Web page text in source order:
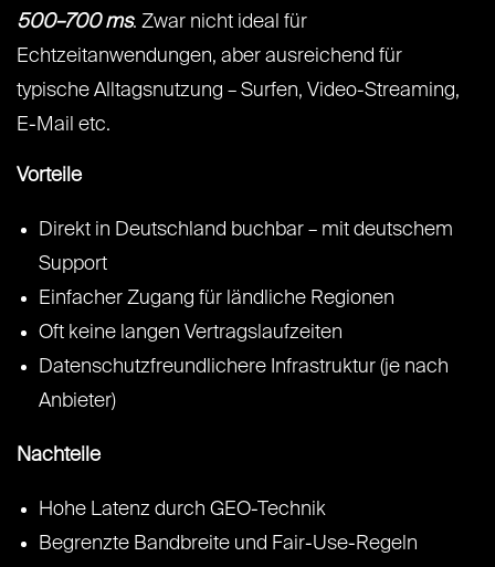
500–700 ms. Zwar nicht ideal für
Echtzeitanwendungen, aber ausreichend für
typische Alltagsnutzung – Surfen, Video-Streaming,
E-Mail etc.
Vorteile
Direkt in Deutschland buchbar – mit deutschem
Support
Einfacher Zugang für ländliche Regionen
Oft keine langen Vertragslaufzeiten
Datenschutzfreundlichere Infrastruktur (je nach
Anbieter)
Nachteile
Hohe Latenz durch GEO-Technik
Begrenzte Bandbreite und Fair-Use-Regeln